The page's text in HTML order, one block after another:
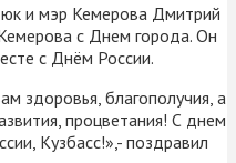
и мэр Кемерова Дмитрий
с Днем города. Он
с Днём России.
здоровья, благополучия, а
процветания! С днем
Кузбасс!»,- поздравил